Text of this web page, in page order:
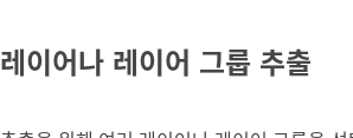
레이어나 레이어 그룹 추출